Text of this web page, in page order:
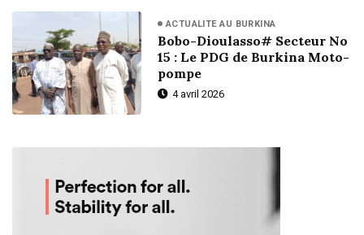
ACTUALITE AU BURKINA
Bobo-Dioulasso# Secteur No
15 : Le PDG de Burkina Moto-
pompe
4 avril 2026